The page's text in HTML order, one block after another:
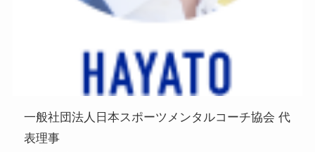
一般社団法人日本スポーツメンタルコーチ協会 代
表理事